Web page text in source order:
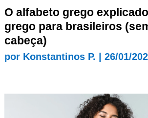
O alfabeto grego
grego para brasileiros
cabeça)
por Konstantinos P. 26/01/